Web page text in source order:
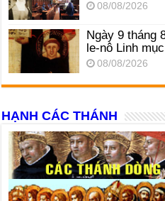
08/08/2026
Ngày 9 tháng
le-nô Linh
08/08/2026
HẠNH CÁC THÁNH